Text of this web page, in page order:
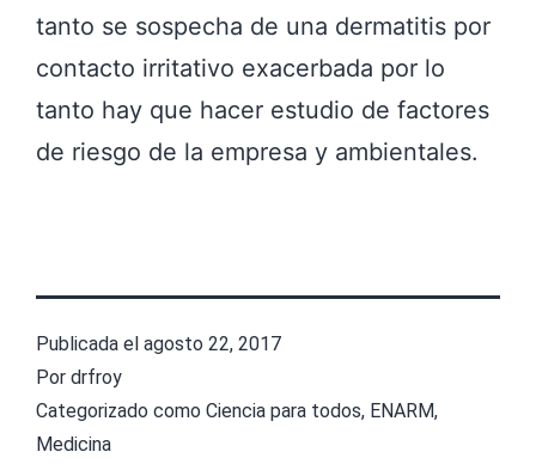
tanto se sospecha de una dermatitis por
contacto irritativo exacerbada por lo
tanto hay que hacer estudio de factores
de riesgo de la empresa y ambientales.
Publicada el agosto 22, 2017
Por drfroy
Categorizado como Ciencia para todos, ENARM,
Medicina